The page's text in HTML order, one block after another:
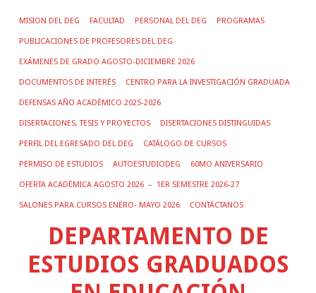
MISION DEL DEG FACULTAD PERSONAL DEL DEG PROGRAMAS
PUBLICACIONES DE PROFESORES DEL DEG
EXÁMENES DE GRADO AGOSTO-DICIEMBRE 2026
DOCUMENTOS DE INTERÉS CENTRO PARA LA INVESTIGACIÓN GRADUADA
DEFENSAS AÑO ACADÉMICO 2025-2026
DISERTACIONES, TESIS Y PROYECTOS DISERTACIONES DISTINGUIDAS
PERFIL DEL EGRESADO DEL DEG CATÁLOGO DE CURSOS
PERMISO DE ESTUDIOS AUTOESTUDIODEG 60MO ANIVERSARIO
OFERTA ACADÉMICA AGOSTO 2026 – 1ER SEMESTRE 2026-27
SALONES PARA CURSOS ENERO- MAYO 2026 CONTÁCTANOS
DEPARTAMENTO DE
ESTUDIOS GRADUADOS